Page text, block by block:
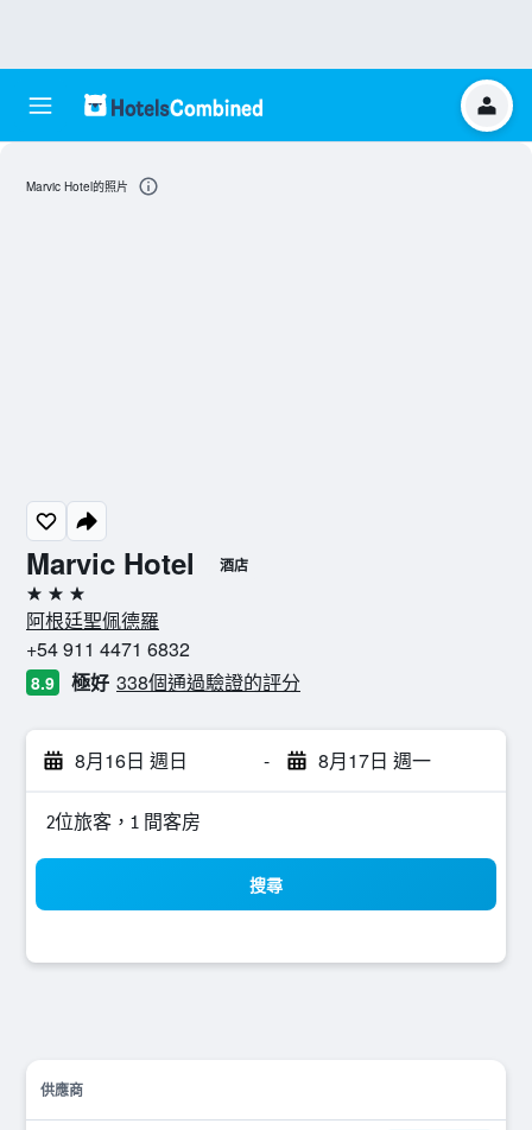
Marvic Hotel 酒店
3星級
阿根廷聖佩德羅
+54 911 4471 6832
8.9 極好 338個通過驗證的評分
8月16日 週日 - 8月17日 週一
2位旅客，1 間客房
搜尋
供應商
Marvic Hotel的照片